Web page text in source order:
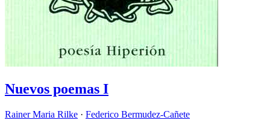
Nuevos poemas I
Rainer Maria Rilke · Federico Bermudez-Cañete